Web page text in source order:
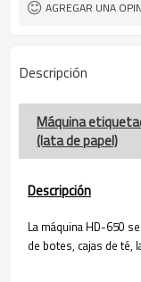
AGREGAR UNA
Descripción
Máquina
(lata de papel)
Descripción
La máquina HD-650
de botes, cajas de té,